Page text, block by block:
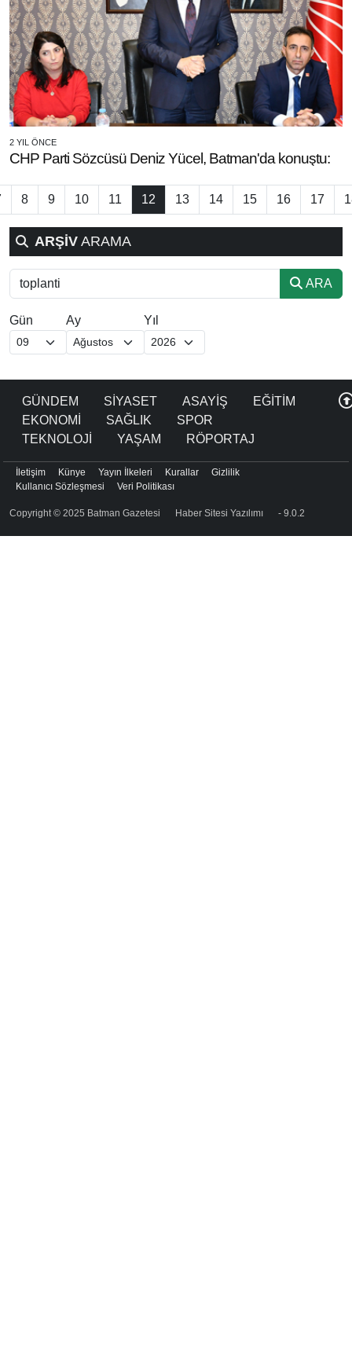
2 YIL ÖNCE
CHP Parti Sözcüsü Deniz Yücel, Batman'da konuştu:
8 9 10 11 12 13 14 15 16 17
ARŞİV ARAMA
ARA
Gün Ay Yıl
GÜNDEM SİYASET ASAYİŞ
EĞİTİM
EKONOMİ
SAĞLIK
SPOR
TEKNOLOJİ
YAŞAM RÖPORTAJ
Copyright © 2025 Batman Gazetesi Haber Sitesi Yazılımı - 9.0.2
İletişim Künye Yayın İlkeleri Kurallar
Gizlilik
Kullanıcı Sözleşmesi
Veri Politikası